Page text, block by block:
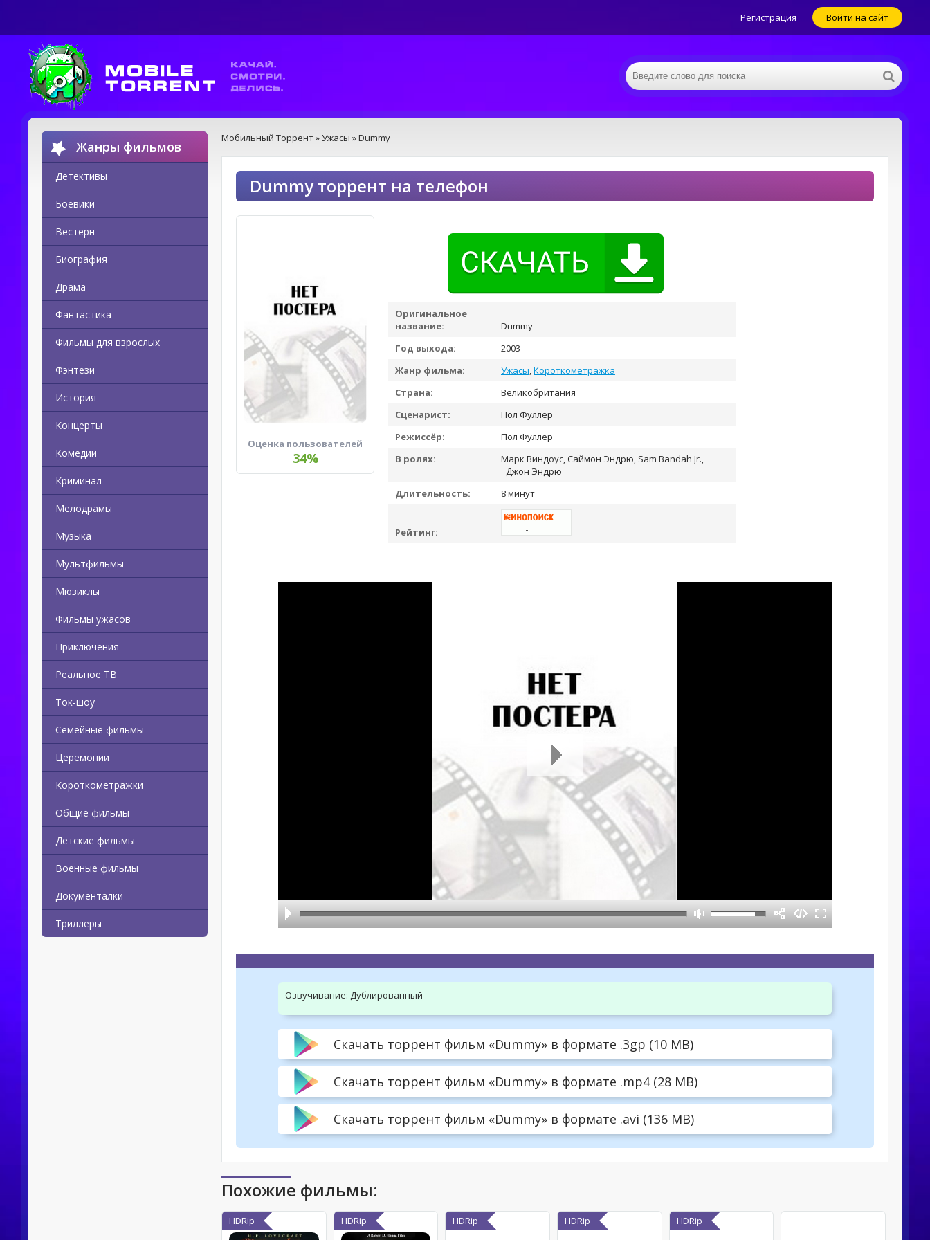
Регистрация Войти на сайт
Жанры фильмов
Детективы
Боевики
Вестерн
Биография
Драма
Фантастика
Фильмы для взрослых
Фэнтези
История
Концерты
Комедии
Криминал
Мелодрамы
Музыка
Мультфильмы
Мюзиклы
Фильмы ужасов
Приключения
Реальное ТВ
Ток-шоу
Семейные фильмы
Церемонии
Короткометражки
Общие фильмы
Детские фильмы
Военные фильмы
Документалки
Триллеры
Мобильный Торрент»Ужасы » Dummy
Dummy торрент на телефон
Оценка пользователей
34%
Оригинальное
название:
Dummy
Год выхода:
2003
Жанр фильма:
Ужасы,Короткометражка
Страна:
Великобритания
Сценарист:
Пол Фуллер
Режиссёр:
Пол Фуллер
В ролях:
Марк Виндоус, Саймон Эндрю, Sam Bandah Jr.,
Джон Эндрю
Длительность:
8 минут
Рейтинг:
Озвучивание: Дублированный
Скачать торрент фильм «Dummy» в формате .3gp (10 MB)
Скачать торрент фильм «Dummy» в формате .mp4 (28 MB)
Скачать торрент фильм «Dummy» в формате .avi (136 MB)
Похожие фильмы:
HDRip HDRip HDRip HDRip HDRip